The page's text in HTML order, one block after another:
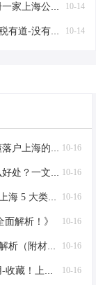
10-14
流程和费用？
10-14
司需要什么资料？
10-16
海落户政策解读
10-16
年上海落户政策
10-16
方式汇总！]
10-16
解析！》
10-16
材料清单）]
10-16
、流程和费用